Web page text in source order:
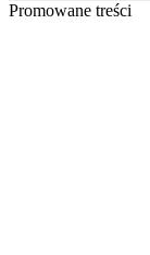
Promowane treści